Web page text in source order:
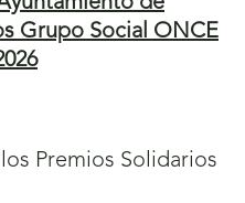
Grupo Social ONCE